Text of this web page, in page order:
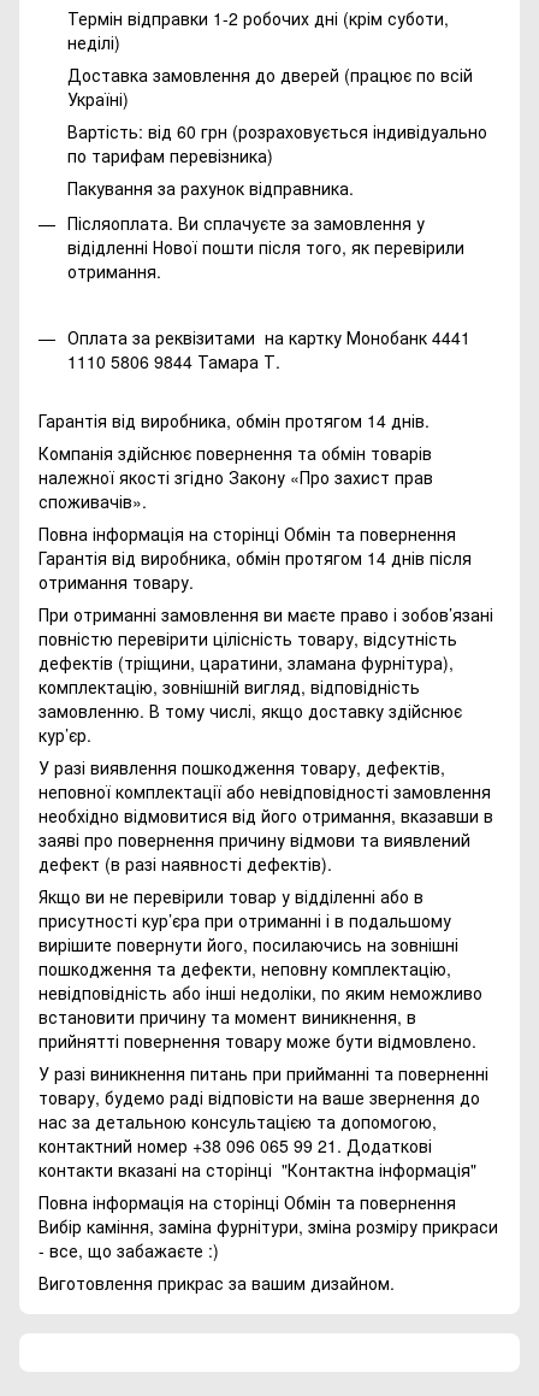
Термін відправки 1-2 робочих дні (крім суботи,
неділі)
Доставка замовлення до дверей (працює по всій
Україні)
Вартість: від 60 грн (розраховується індивідуально
по тарифам перевізника)
Пакування за рахунок відправника.
Післяоплата. Ви сплачуєте за замовлення у
відідленні Нової пошти після того, як перевірили
отримання.
Оплата за реквізитами на картку Монобанк 4441
1110 5806 9844 Тамара Т.
Гарантія від виробника, обмін протягом 14 днів.
Компанія здійснює повернення та обмін товарів
належної якості згідно Закону «Про захист прав
споживачів».
Повна інформація на сторінці Обмін та повернення
Гарантія від виробника, обмін протягом 14 днів після
отримання товару.
При отриманні замовлення ви маєте право і зобов’язані
повністю перевірити цілісність товару, відсутність
дефектів (тріщини, царатини, зламана фурнітура),
комплектацію, зовнішній вигляд, відповідність
замовленню. В тому числі, якщо доставку здійснює
кур’єр.
У разі виявлення пошкодження товару, дефектів,
неповної комплектації або невідповідності замовлення
необхідно відмовитися від його отримання, вказавши в
заяві про повернення причину відмови та виявлений
дефект (в разі наявності дефектів).
Якщо ви не перевірили товар у відділенні або в
присутності кур’єра при отриманні і в подальшому
вирішите повернути його, посилаючись на зовнішні
пошкодження та дефекти, неповну комплектацію,
невідповідність або інші недоліки, по яким неможливо
встановити причину та момент виникнення, в
прийнятті повернення товару може бути відмовлено.
У разі виникнення питань при прийманні та поверненні
товару, будемо раді відповісти на ваше звернення до
нас за детальною консультацією та допомогою,
контактний номер +38 096 065 99 21. Додаткові
контакти вказані на сторінці "Контактна інформація"
Повна інформація на сторінці Обмін та повернення
Вибір каміння, заміна фурнітури, зміна розміру прикраси
- все, що забажаєте :)
Виготовлення прикрас за вашим дизайном.